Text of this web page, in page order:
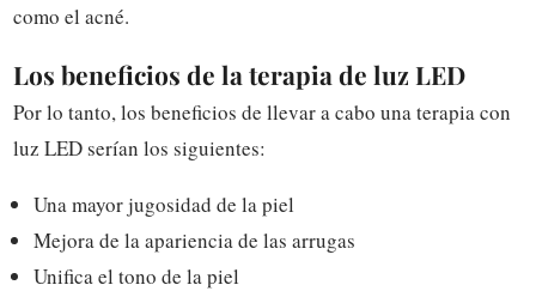
como el acné.
Los beneficios de la terapia de luz LED
Por lo tanto, los beneficios de llevar a cabo una terapia con
luz LED serían los siguientes:
Una mayor jugosidad de la piel
Mejora de la apariencia de las arrugas
Unifica el tono de la piel